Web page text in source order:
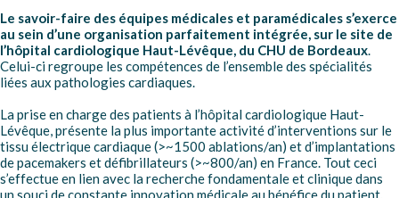
Le savoir-faire des équipes médicales et paramédicales s’exerce
au sein d’une organisation parfaitement intégrée, sur le site de
l’hôpital cardiologique Haut-Lévêque, du CHU de Bordeaux.
Celui-ci regroupe les compétences de l’ensemble des spécialités
liées aux pathologies cardiaques.
La prise en charge des patients à l’hôpital cardiologique Haut-
Lévêque, présente la plus importante activité d’interventions sur le
tissu électrique cardiaque (>~1500 ablations/an) et d’implantations
de pacemakers et défibrillateurs (>~800/an) en France. Tout ceci
s’effectue en lien avec la recherche fondamentale et clinique dans
un souci de constante innovation médicale au bénéfice du patient.